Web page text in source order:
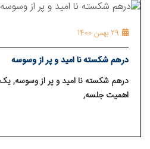
29 بهمن 1400
درهم شکسته نا امید و پر از وسوسه
اهمیت جلسه,